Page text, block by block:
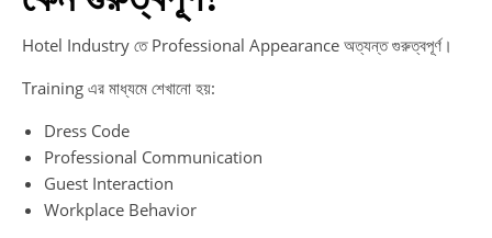
Hotel Industry তে Professional Appearance অত্যন্ত গুরুত্বপূর্ণ।
Training এর মাধ্যমে শেখানো হয়:
Dress Code
Professional Communication
Guest Interaction
Workplace Behavior